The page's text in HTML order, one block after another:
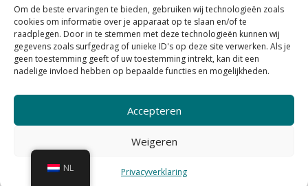
Om de beste ervaringen te bieden, gebruiken wij technologieën zoals
cookies om informatie over je apparaat op te slaan en/of te
raadplegen. Door in te stemmen met deze technologieën kunnen wij
gegevens zoals surfgedrag of unieke ID's op deze site verwerken. Als je
geen toestemming geeft of uw toestemming intrekt, kan dit een
nadelige invloed hebben op bepaalde functies en mogelijkheden.
Accepteren
Weigeren
Privacyverklaring
Werkdagen tussen 08:00 en 17:00
Contact
0299 – 43 45 61
| KLACHTENPROCEDURE
Waterland Accountant & Adviseurs
NL